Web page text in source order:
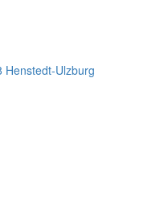
Henstedt-Ulzburg